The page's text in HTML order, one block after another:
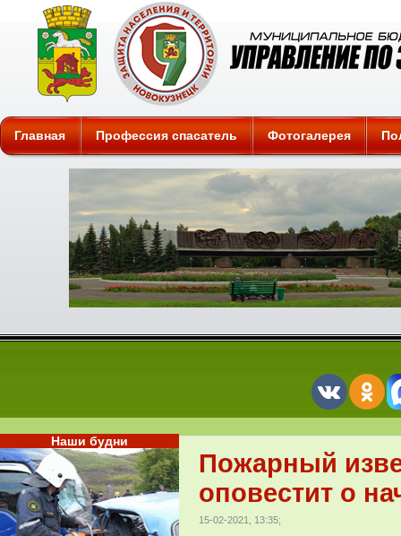
Защита
Главная Профессия спасатель Фотогалерея
Пожарный
оповестит о
15-02-2021, 13:35;
Наши будни